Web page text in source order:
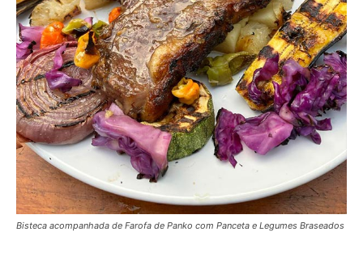
Bisteca acompanhada de Farofa de Panko com Panceta e Legumes Braseados